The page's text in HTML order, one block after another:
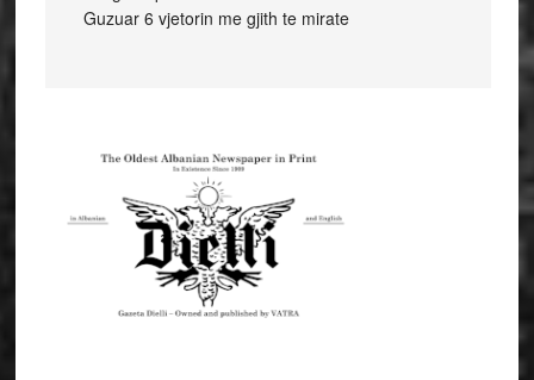
Guzuar 6 vjetorin me gjith te mirate